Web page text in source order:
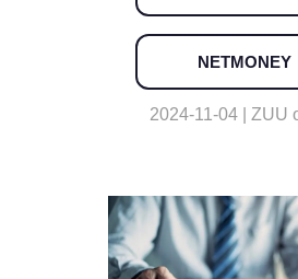
NETMONEY
2024-11-04 | ZUU